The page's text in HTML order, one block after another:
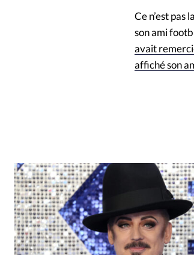
Ce n’est pas
son ami
avait
affiché son